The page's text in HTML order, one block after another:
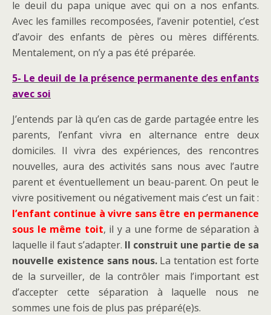
le deuil du papa unique avec qui on a nos enfants.
Avec les familles recomposées, l’avenir potentiel, c’est
d’avoir des enfants de pères ou mères différents.
Mentalement, on n’y a pas été préparée.
5- Le deuil de la présence permanente des enfants
avec soi
J’entends par là qu’en cas de garde partagée entre les
parents, l’enfant vivra en alternance entre deux
domiciles. Il vivra des expériences, des rencontres
nouvelles, aura des activités sans nous avec l’autre
parent et éventuellement un beau-parent. On peut le
vivre positivement ou négativement mais c’est un fait :
l’enfant continue à vivre sans être en permanence
sous le même toit, il y a une forme de séparation à
laquelle il faut s’adapter. Il construit une partie de sa
nouvelle existence sans nous.La tentation est forte
de la surveiller, de la contrôler mais l’important est
d’accepter cette séparation à laquelle nous ne
sommes une fois de plus pas préparé(e)s.